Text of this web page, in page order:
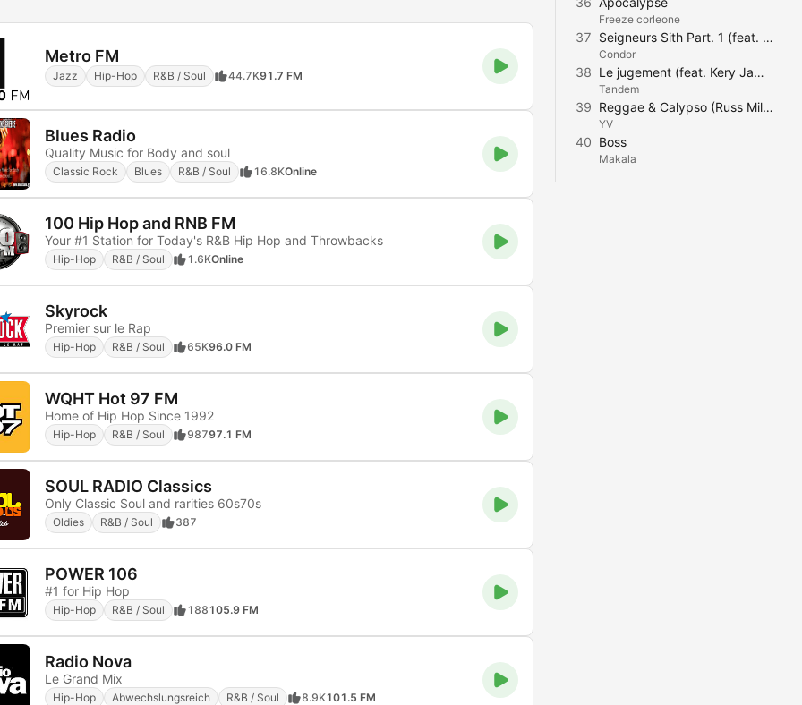
Metro FM
Jazz Hip-Hop R&B / Soul 44.7K91.7 FM
Blues Radio
Quality Music for Body and soul
Classic Rock Blues R&B / Soul 16.8KOnline
100 Hip Hop and RNB FM
Your #1 Station for Today's R&B Hip Hop and Throwbacks
Hip-Hop R&B / Soul 1.6KOnline
Skyrock
Premier sur le Rap
Hip-Hop R&B / Soul 65K96.0 FM
WQHT Hot 97 FM
Home of Hip Hop Since 1992
Hip-Hop R&B / Soul 98797.1 FM
SOUL RADIO Classics
Only Classic Soul and rarities 60s70s
Oldies R&B / Soul 387
POWER 106
#1 for Hip Hop
Hip-Hop R&B / Soul 188105.9 FM
Radio Nova
Le Grand Mix
Hip-Hop Abwechslungsreich R&B / Soul 8.9K101.5 FM
Freeze corleone
37 Seigneurs Sith Part. 1 (feat. Lawiss & JTD)
Condor
38 Le jugement (feat. Kery James, Faf la rage, Lino, Kazkami, Tunisiano & Diam's)
Tandem
39 Reggae & Calypso (Russ Millions x Buni x YV)
YV
40 Boss
Makala